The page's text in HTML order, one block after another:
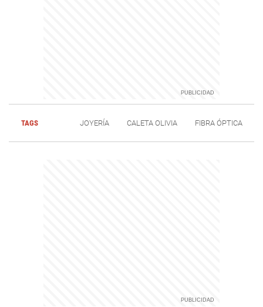
TAGS JOYERÍA CALETA OLIVIA FIBRA ÓPTICA